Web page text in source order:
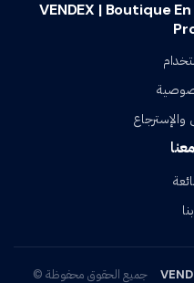
VENDEX | Boutique
والإسترجاع
جميع الحقوق محفوظة ©